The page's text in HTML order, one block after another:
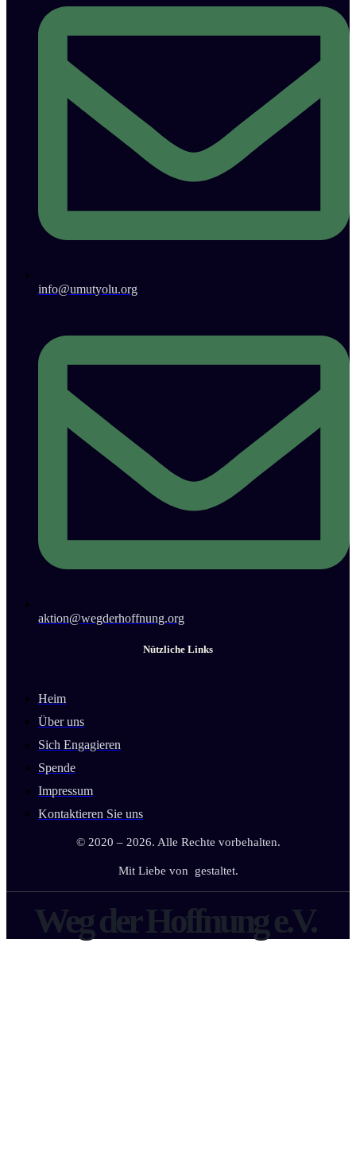
info@umutyolu.org
aktion@wegderhoffnung.org
Nützliche Links
Heim
Über uns
Sich Engagieren
Spende
Impressum
Kontaktieren Sie uns
© 2020 – 2026. Alle Rechte vorbehalten.
Mit Liebe von gestaltet.
Weg der Hoffnung e.V.